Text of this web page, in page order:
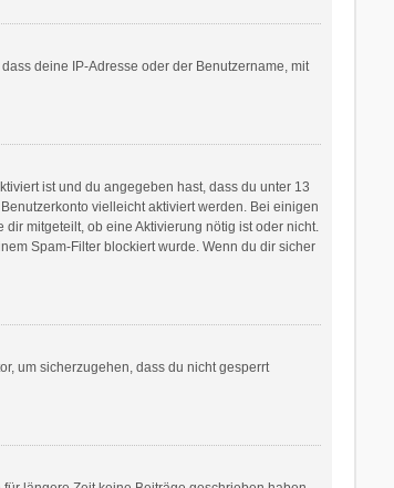
deine IP-Adresse oder der Benutzername, mit
ist und du angegeben hast, dass du unter 13
vielleicht aktiviert werden. Bei einigen
mitgeteilt, ob eine Aktivierung nötig ist oder nicht.
Spam-Filter blockiert wurde. Wenn du dir sicher
um sicherzugehen, dass du nicht gesperrt